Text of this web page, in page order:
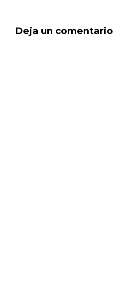
Deja un comentario